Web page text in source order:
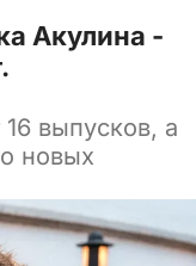
Акулина -
выпусков, а
новых